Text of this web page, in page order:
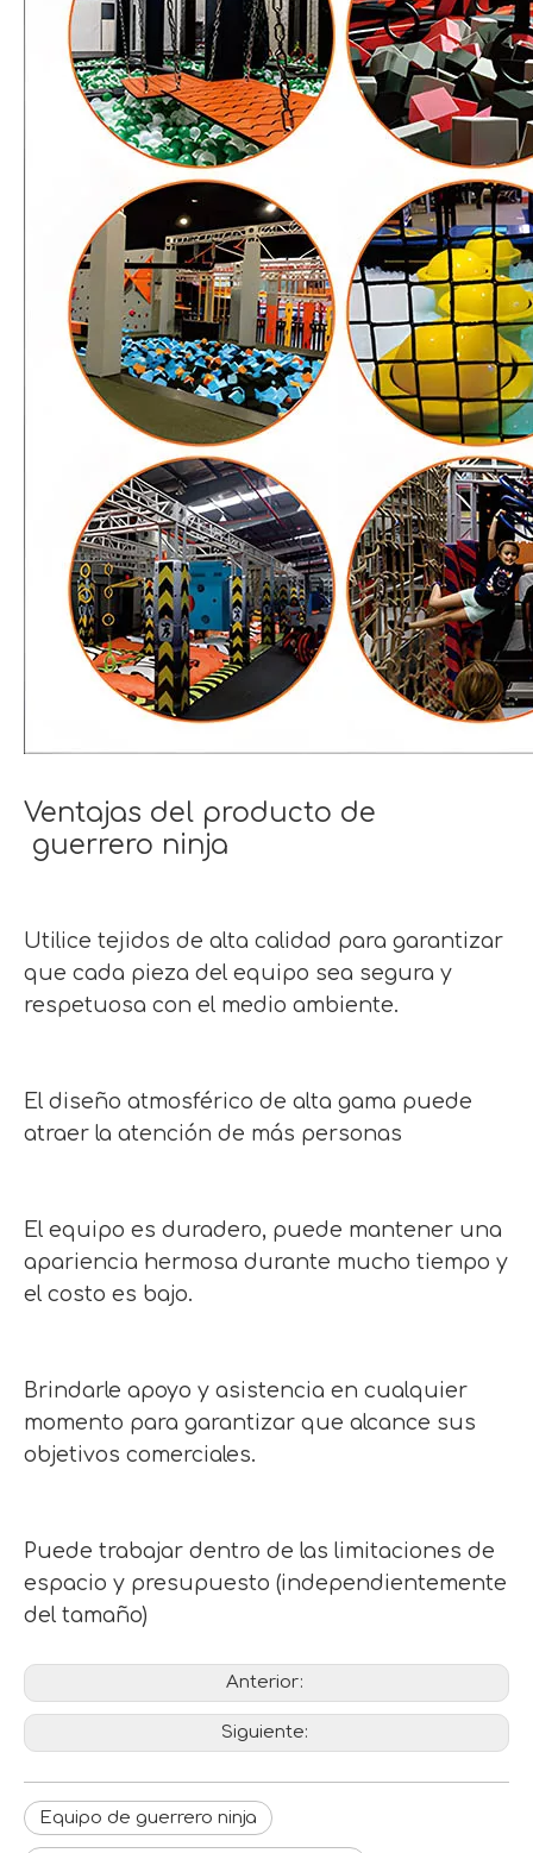
Ventajas del producto de
guerrero ninja
Utilice tejidos de alta calidad para garantizar
que cada pieza del equipo sea segura y
respetuosa con el medio ambiente.
El diseño atmosférico de alta gama puede
atraer la atención de más personas
El equipo es duradero, puede mantener una
apariencia hermosa durante mucho tiempo y
el costo es bajo.
Brindarle apoyo y asistencia en cualquier
momento para garantizar que alcance sus
objetivos comerciales.
Puede trabajar dentro de las limitaciones de
espacio y presupuesto (independientemente
del tamaño)
Anterior:
Siguiente:
Equipo de guerrero ninja